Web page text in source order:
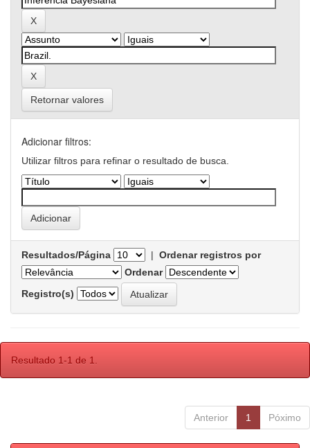
Retornar valores
Adicionar filtros:
Utilizar filtros para refinar o resultado de busca.
Resultados/Página | Ordenar registros por
Ordenar
Registro(s)
Resultado 1-1 de 1.
Anterior 1 Póximo